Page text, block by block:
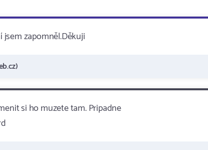
jsem zapomněl.Děkuji
si ho muzete tam. Pripadne